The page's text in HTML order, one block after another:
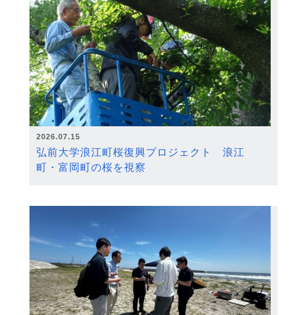
2026.07.15
弘前大学浪江町桜復興プロジェクト 浪江
町・富岡町の桜を視察